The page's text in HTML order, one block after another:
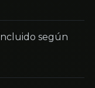
según